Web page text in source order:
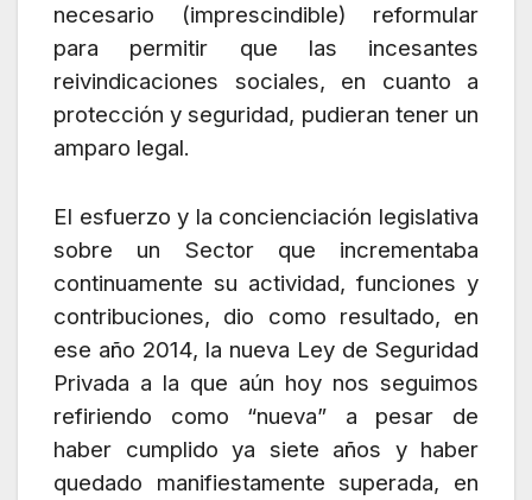
necesario (imprescindible) reformular
para permitir que las incesantes
reivindicaciones sociales, en cuanto a
protección y seguridad, pudieran tener un
amparo legal.
El esfuerzo y la concienciación legislativa
sobre un Sector que incrementaba
continuamente su actividad, funciones y
contribuciones, dio como resultado, en
ese año 2014, la nueva Ley de Seguridad
Privada a la que aún hoy nos seguimos
refiriendo como “nueva” a pesar de
haber cumplido ya siete años y haber
quedado manifiestamente superada, en